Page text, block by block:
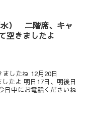
） 二階席、キャ
空きましたよ
したね 12月20日
たよ 明日17日、明後日
日中にお電話くださいね